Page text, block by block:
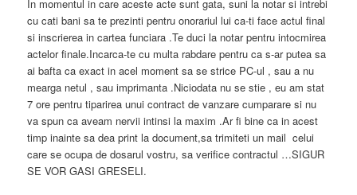
In momentul in care aceste acte sunt gata, suni la notar si intrebi
cu cati bani sa te prezinti pentru onorariul lui ca-ti face actul final
si inscrierea in cartea funciara .Te duci la notar pentru intocmirea
actelor finale.Incarca-te cu multa rabdare pentru ca s-ar putea sa
ai bafta ca exact in acel moment sa se strice PC-ul , sau a nu
mearga netul , sau imprimanta .Niciodata nu se stie , eu am stat
7 ore pentru tiparirea unui contract de vanzare cumparare si nu
va spun ca aveam nervii intinsi la maxim .Ar fi bine ca in acest
timp inainte sa dea print la document,sa trimiteti un mail celui
care se ocupa de dosarul vostru, sa verifice contractul …SIGUR
SE VOR GASI GRESELI.